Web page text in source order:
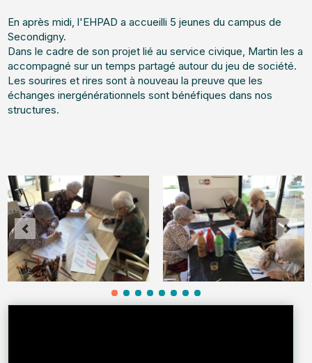
En après midi, l'EHPAD a accueilli 5 jeunes du campus de
Secondigny.
Dans le cadre de son projet lié au service civique, Martin les a
accompagné sur un temps partagé autour du jeu de société.
Les sourires et rires sont à nouveau la preuve que les
échanges inergénérationnels sont bénéfiques dans nos
structures.